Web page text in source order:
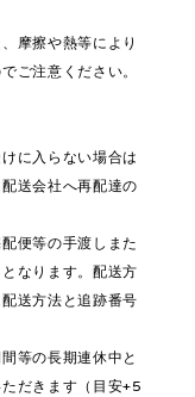
摩擦や熱等により
ご注意ください。
に入らない場合は
送会社へ再配達の
便等の手渡しまた
なります。配送方
送方法と追跡番号
等の長期連休中と
だきます（目安+5